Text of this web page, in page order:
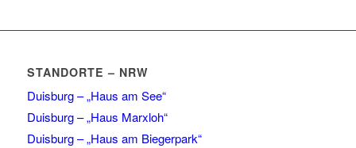
STANDORTE – NRW
Duisburg – „Haus am See“
Duisburg – „Haus Marxloh“
Duisburg – „Haus am Biegerpark“